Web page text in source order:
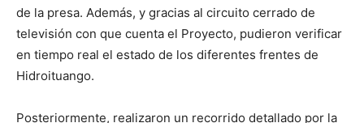
de la presa. Además, y gracias al circuito cerrado de
televisión con que cuenta el Proyecto, pudieron verificar
en tiempo real el estado de los diferentes frentes de
Hidroituango.
Posteriormente, realizaron un recorrido detallado por la